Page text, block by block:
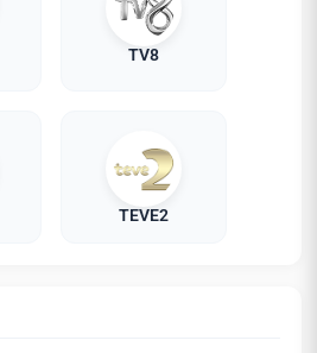
TV8
TEVE2